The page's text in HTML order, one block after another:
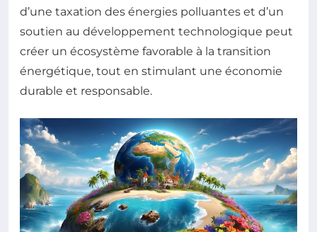
d’une taxation des énergies polluantes et d’un
soutien au développement technologique peut
créer un écosystème favorable à la transition
énergétique, tout en stimulant une économie
durable et responsable.